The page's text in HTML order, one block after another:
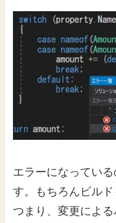
エラーになってい
す。もちろんビルド
つまり、変更によ